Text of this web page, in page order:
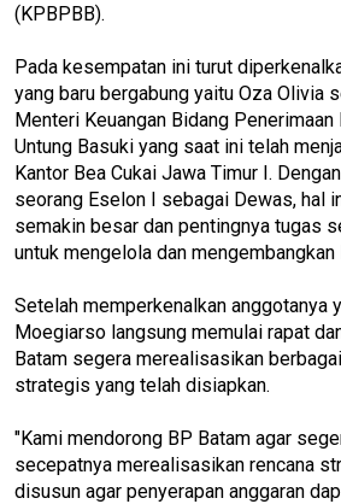
(KPBPBB).
Pada kesempatan ini turut
yang baru bergabung yaitu Oza Olivia
Menteri Keuangan Bidang
Untung Basuki yang saat ini telah
Kantor Bea Cukai Jawa Timur I.
seorang Eselon I sebagai Dewas, hal
semakin besar dan pentingnya tugas
untuk mengelola dan mengembangkan
Setelah memperkenalkan anggotanya
Moegiarso langsung memulai rapat
Batam segera merealisasikan
strategis yang telah disiapkan.
"Kami mendorong BP Batam agar
secepatnya merealisasikan rencana
disusun agar penyerapan anggaran